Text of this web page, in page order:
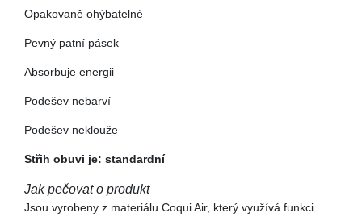
Opakovaně ohýbatelné
Pevný patní pásek
Absorbuje energii
Podešev nebarví
Podešev neklouže
Střih obuvi je: standardní
Jak pečovat o produkt
Jsou vyrobeny z materiálu Coqui Air, který využívá funkci